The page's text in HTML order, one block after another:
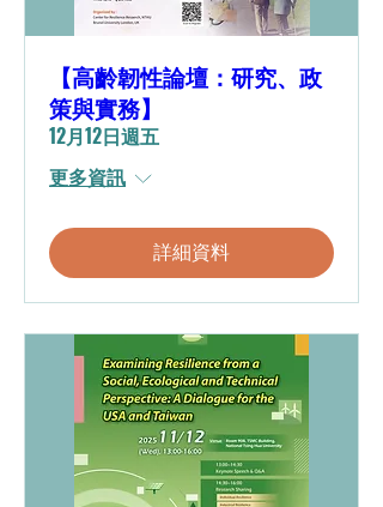
【高齡韌性論壇：研究、政
策與實務】
12月12日週五
更多資訊
詳細資料